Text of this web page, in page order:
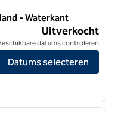
- Waterkant
- Waterkant
by Hilton Oakland -
Uitverkocht
datums controleren
Datums selecteren